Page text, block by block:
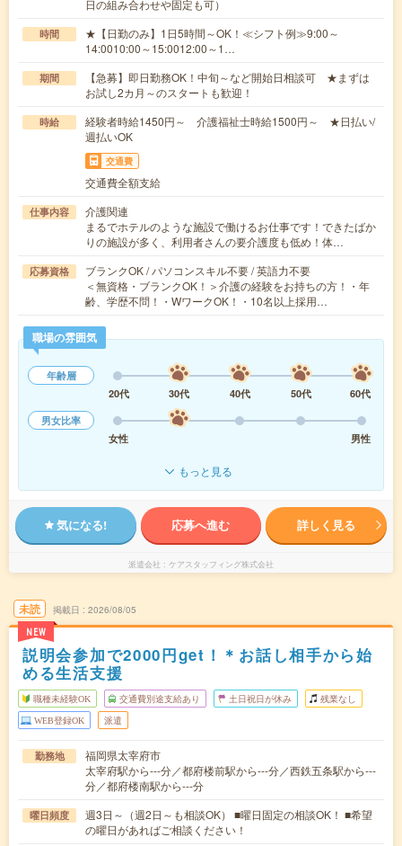
日の組み合わせや固定も可）
時間
★【日勤のみ】1日5時間～OK！≪シフト例≫9:00～
14:0010:00～15:0012:00～1…
期間
【急募】即日勤務OK！中旬～など開始日相談可 ★まずは
お試し2カ月～のスタートも歓迎！
時給
経験者時給1450円～ 介護福祉士時給1500円～ ★日払い/
週払いOK
交通費
交通費全額支給
仕事内容
介護関連
まるでホテルのような施設で働けるお仕事です！できたばか
りの施設が多く、利用者さんの要介護度も低め！体…
応募資格
ブランクOK / パソコンスキル不要 / 英語力不要
＜無資格・ブランクOK！＞介護の経験をお持ちの方！・年
齢、学歴不問！・WワークOK！・10名以上採用…
職場の雰囲気
年齢層
20代
30代 40代 50代
60代
男女比率
女性
男性
もっと見る
気になる! 応募へ進む 詳しく見る
派遣会社 ケアスタッフィング株式会社
未読
NEW
掲載日 2026/08/05
説明会参加で2000円get！＊お話し相手から始
める生活支援
職種未経験OK 交通費別途支給あり 土日祝日が休み 残業なし
WEB登録OK 派遣
勤務地
福岡県太宰府市
太宰府駅から---分／都府楼前駅から---分／西鉄五条駅から---
分／都府楼南駅から---分
曜日頻度
週3日～（週2日～も相談OK） ■曜日固定の相談OK！ ■希望
の曜日があればご相談ください！